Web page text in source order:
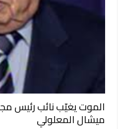
الموت يغيّب نائب رئيس
ميشال المعلولي